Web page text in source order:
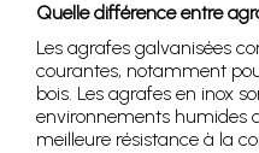
Quelle différence entre
Les agrafes galvanisées
courantes, notamment
bois. Les agrafes en inox
environnements humides
meilleure résistance à la